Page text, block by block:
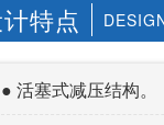
特点
● 活塞式减压结构。